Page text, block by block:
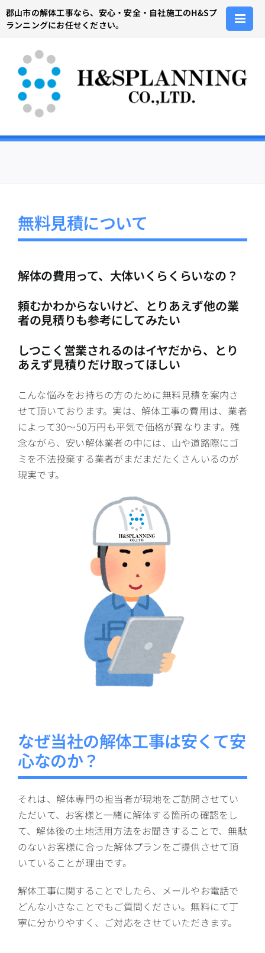
Skip
to
郡山市の解体工事なら、安心・安全・自社施工のH&Sプ
ランニングにお任せください。
無料見積について
解体の費用って、大体いくらくらいなの？
頼むかわからないけど、とりあえず他の業
者の見積りも参考にしてみたい
しつこく営業されるのはイヤだから、とり
あえず見積りだけ取ってほしい
こんな悩みをお持ちの方のために無料見積を案内さ
せて頂いております。実は、解体工事の費用は、業者
によって30～50万円も平気で価格が異なります。残
念ながら、安い解体業者の中には、山や道路際にゴ
ミを不法投棄する業者がまだまだたくさんいるのが
現実です。
なぜ当社の解体工事は安くて安
心なのか？
それは、解体専門の担当者が現地をご訪問させてい
ただいて、お客様と一緒に解体する箇所の確認をし
て、解体後の土地活用方法をお聞きすることで、無駄
のないお客様に合った解体プランをご提供させて頂
いていることが理由です。
解体工事に関することでしたら、メールやお電話で
どんな小さなことでもご質問ください。無料にて丁
寧に分かりやすく、ご対応をさせていただきます。